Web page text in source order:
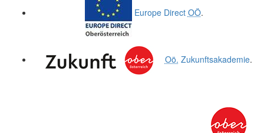
Europe Direct OÖ.
Oö. Zukunftsakademie.